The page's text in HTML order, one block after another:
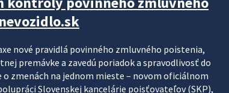
nové pravidlá povinného zmluvného poistenia,
premávke a zavedú poriadok a spravodlivosť do
zmenách na jednom mieste – novom oficiálnom
Slovenskej kancelárie poisťovateľov (SKP),